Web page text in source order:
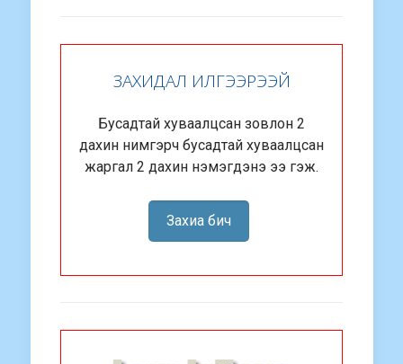
ЗАХИДАЛ ИЛГЭЭРЭЭЙ
Бусадтай хуваалцсан зовлон 2
дахин нимгэрч бусадтай хуваалцсан
жаргал 2 дахин нэмэгдэнэ ээ гэж.
Захиа бич